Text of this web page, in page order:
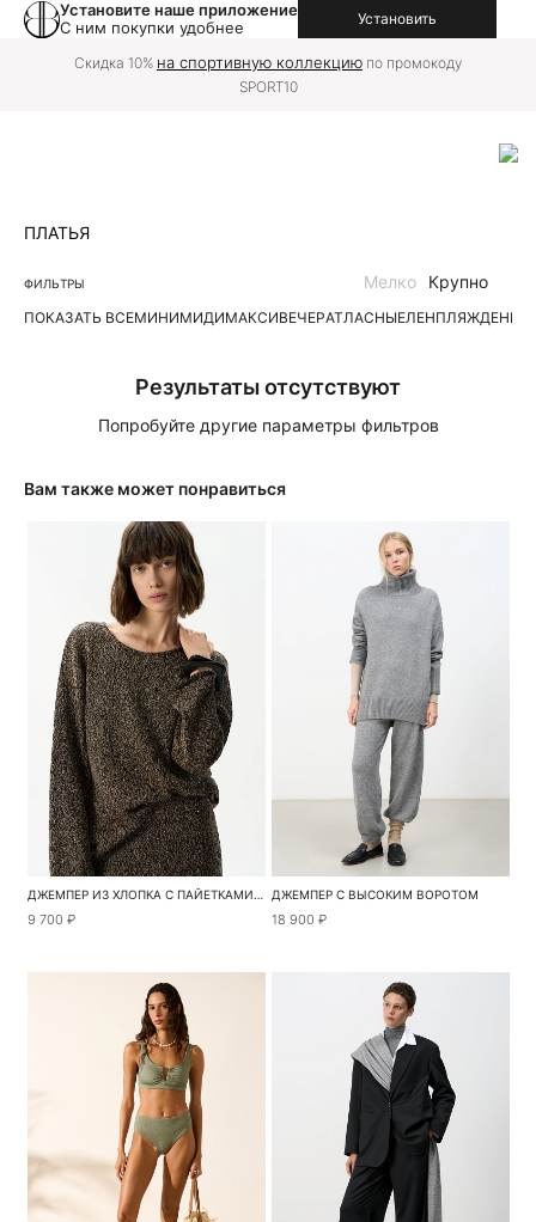
Установите наше приложение
С ним покупки удобнее
Установить
Скидка 10% на спортивную коллекцию по промокоду
SPORT10
ПЛАТЬЯ
ФИЛЬТРЫ
ПОКАЗАТЬ ВСЕМИНИМИДИМАКСИВЕЧЕРАТЛАСНЫЕЛЕНПЛЯЖДЕНИМ
Мелко Крупно
Результаты отсутствуют
Попробуйте другие параметры фильтров
Вам также может понравиться
ДЖЕМПЕР ИЗ ХЛОПКА С ПАЙЕТКАМИ И ЛЮРЕКСОМ
9 700 ₽
ДЖЕМПЕР С ВЫСОКИМ ВОРОТОМ
18 900 ₽